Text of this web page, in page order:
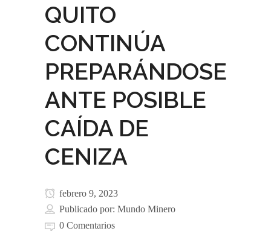
QUITO
CONTINÚA
PREPARÁNDOSE
ANTE POSIBLE
CAÍDA DE
CENIZA
febrero 9, 2023
Publicado por: Mundo Minero
0 Comentarios